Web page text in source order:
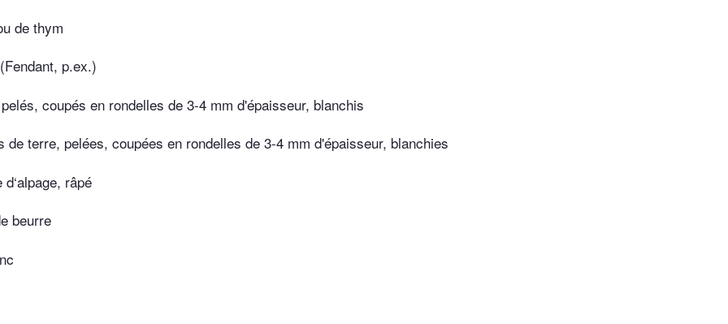
de thym
p.ex.)
coupés en rondelles de 3-4 mm d'épaisseur, blanchis
de terre, pelées, coupées en rondelles de 3-4 mm d'épaisseur, blanchies
râpé
beurre